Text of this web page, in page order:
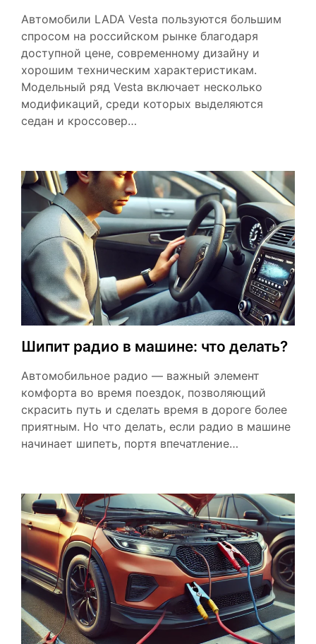
Автомобили LADA Vesta пользуются большим
спросом на российском рынке благодаря
доступной цене, современному дизайну и
хорошим техническим характеристикам.
Модельный ряд Vesta включает несколько
модификаций, среди которых выделяются
седан и кроссовер…
Шипит радио в машине: что делать?
Автомобильное радио — важный элемент
комфорта во время поездок, позволяющий
скрасить путь и сделать время в дороге более
приятным. Но что делать, если радио в машине
начинает шипеть, портя впечатление…